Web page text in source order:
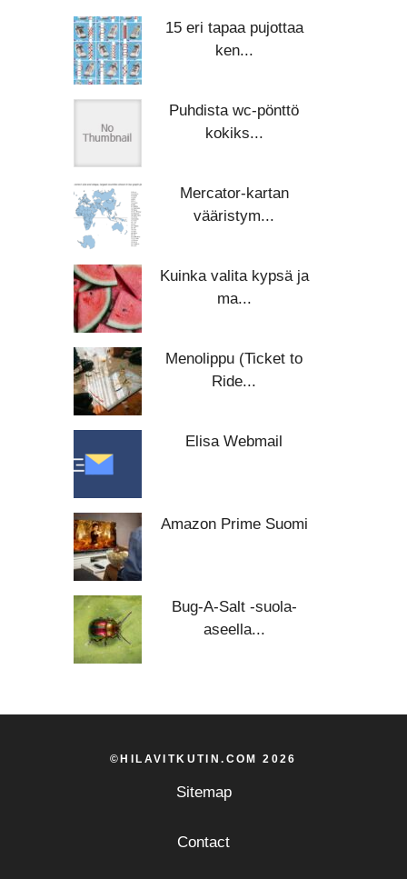
15 eri tapaa pujottaa
ken...
Puhdista wc-pönttö
kokiks...
Mercator-kartan
vääristym...
Kuinka valita kypsä ja
ma...
Menolippu (Ticket to
Ride...
Elisa Webmail
Amazon Prime Suomi
Bug-A-Salt -suola-
aseella...
©HILAVITKUTIN.COM 2026
Sitemap
Contact